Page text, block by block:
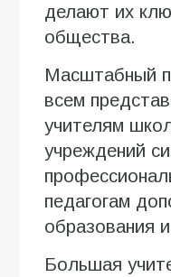
делают их
общества.
Масштабный
всем
учителям
учреждений
педагогам
образования
Большая